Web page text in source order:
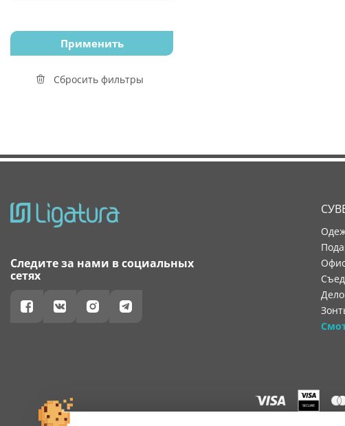
Сбросить фильтры
Следите за нами в социальных
сетях